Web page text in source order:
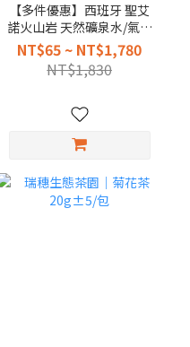
【多件優惠】西班牙 聖艾
諾火山岩 天然礦泉水/氣泡
水（多規格）
NT$65 ~ NT$1,780
NT$1,830